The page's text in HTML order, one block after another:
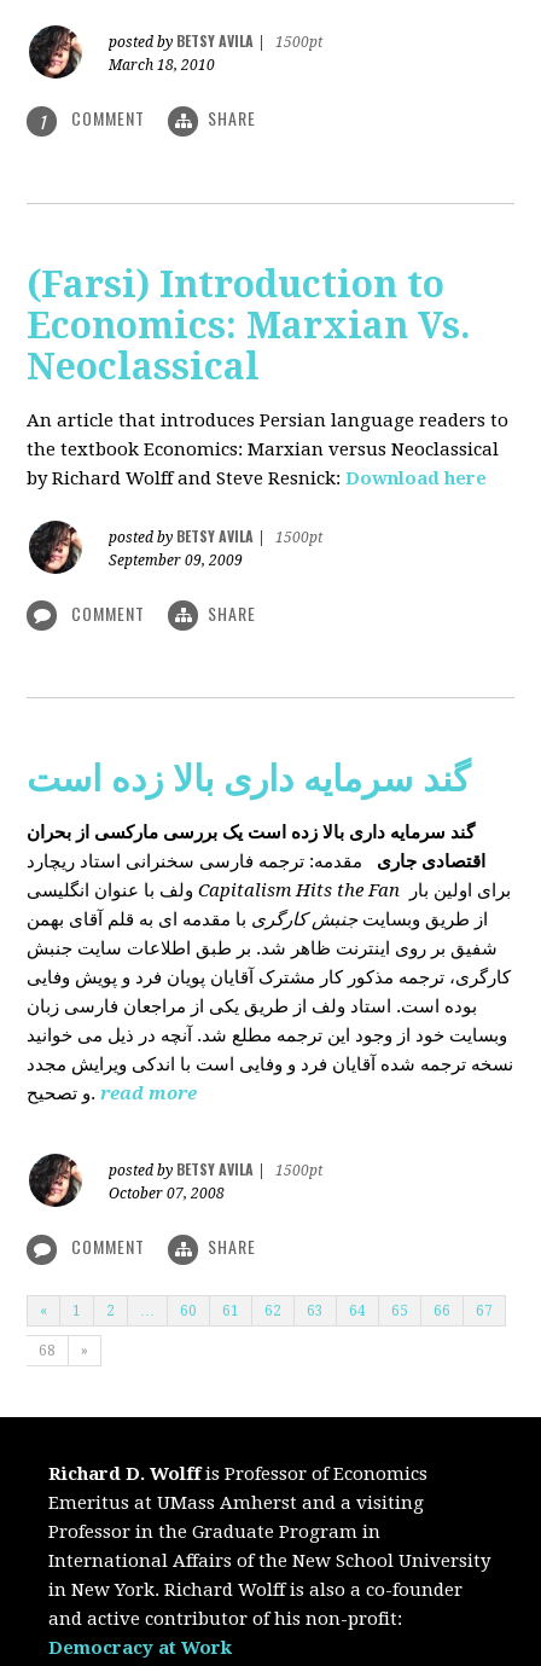
posted by BETSY AVILA
1500pt
March 18, 2010
1 COMMENT SHARE
(Farsi) Introduction to
Economics: Marxian Vs.
Neoclassical
An article that introduces Persian language readers to
the textbook Economics: Marxian versus Neoclassical
by Richard Wolff and Steve Resnick:Download here
posted by BETSY AVILA
1500pt
September 09, 2009
COMMENT SHARE
گند سرمایه داری بالا زده است
گند سرمایه داری بالا زده است یک بررسی مارکسی از بحران
اقتصادی جاری
مقدمه: ترجمه فارسی سخنرانی استاد ریچارد
ولف با عنوان انگلیسیCapitalism Hits the Fan
از طریق وبسایتجنبش کارگری با مقدمه ای به قلم آقای بهمن
شفیق بر روی اینترنت ظاهر شد. بر طبق اطلاعات سایت جنبش
کارگری، ترجمه مذکور کار مشترک آقایان پویان فرد و پویش وفایی
بوده است. استاد ولف از طریق یکی از مراجعان فارسی زبان
وبسایت خود از وجود این ترجمه مطلع شد. آنچه در ذیل می خوانید
نسخه ترجمه شده آقایان فرد و وفایی است با اندکی ویرایش مجدد
و تصحیح. read more
posted by BETSY AVILA
1500pt
October 07, 2008
COMMENT SHARE
« 1 2 60 61 62 63 64 65 66 67
68 »
Richard D. Wolffis Professor of Economics
Emeritus at UMass Amherst and a visiting
Professor in the Graduate Program in
International Affairs of the New School University
in New York. Richard Wolff is also a co-founder
and active contributor of his non-profit:
Democracy at Work